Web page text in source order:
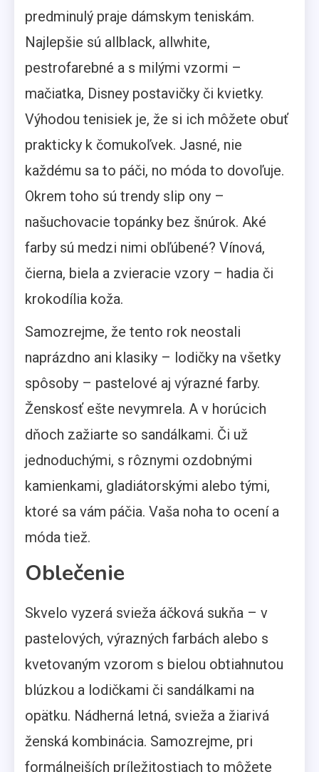
predminulý praje dámskym teniskám.
Najlepšie sú allblack, allwhite,
pestrofarebné a s milými vzormi –
mačiatka, Disney postavičky či kvietky.
Výhodou tenisiek je, že si ich môžete obuť
prakticky k čomukoľvek. Jasné, nie
každému sa to páči, no móda to dovoľuje.
Okrem toho sú trendy slip ony –
našuchovacie topánky bez šnúrok. Aké
farby sú medzi nimi obľúbené? Vínová,
čierna, biela a zvieracie vzory – hadia či
krokodília koža.
Samozrejme, že tento rok neostali
naprázdno ani klasiky – lodičky na všetky
spôsoby – pastelové aj výrazné farby.
Ženskosť ešte nevymrela. A v horúcich
dňoch zažiarte so sandálkami. Či už
jednoduchými, s rôznymi ozdobnými
kamienkami, gladiátorskými alebo tými,
ktoré sa vám páčia. Vaša noha to ocení a
móda tiež.
Oblečenie
Skvelo vyzerá svieža áčková sukňa – v
pastelových, výrazných farbách alebo s
kvetovaným vzorom s bielou obtiahnutou
blúzkou a lodičkami či sandálkami na
opätku. Nádherná letná, svieža a žiarivá
ženská kombinácia. Samozrejme, pri
formálnejších príležitostiach to môžete